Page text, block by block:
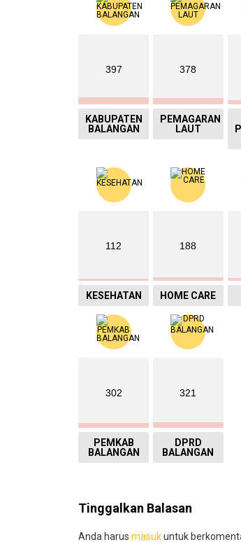
397
KABUPATEN
BALANGAN
378
PEMAGARAN
LAUT
112
KESEHATAN
188
HOME CARE
302
PEMKAB
BALANGAN
321
DPRD
BALANGAN
Tinggalkan Balasan
Anda harus masukuntuk